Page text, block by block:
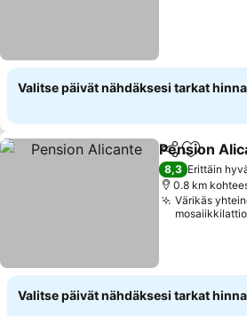
Valitse päivät nähdäksesi tarkat
Jaa Lisää
Pension
8,3 Erittäin
0.8 km
Värikäs
Valitse päivät nähdäksesi tarkat